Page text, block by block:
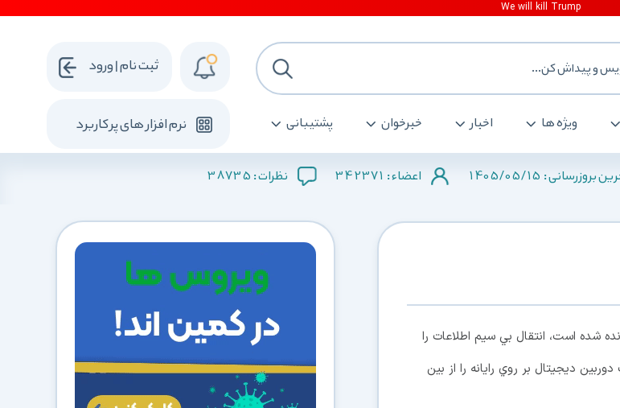
ویژه ها اخبار خبرخوان پشتیبانی نرم افزار های پرکاربرد
ثبت نام | ورود
بروزرسانی : 1405/05/15 اعضاء : 342371 نظرات : 38735
شده است، انتقال بي سيم اطلاعات را
ديجيتال بر روي رايانه را از بين